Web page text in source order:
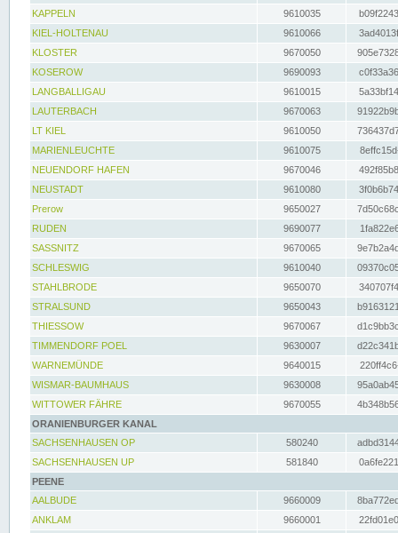
KAPPELN
9610035
KIEL-HOLTENAU
9610066
KLOSTER
9670050
KOSEROW
9690093
LANGBALLIGAU
9610015
LAUTERBACH
9670063
LT KIEL
9610050
MARIENLEUCHTE
9610075
NEUENDORF HAFEN
9670046
NEUSTADT
9610080
Prerow
9650027
RUDEN
9690077
SASSNITZ
9670065
SCHLESWIG
9610040
STAHLBRODE
9650070
STRALSUND
9650043
THIESSOW
9670067
TIMMENDORF POEL
9630007
WARNEMÜNDE
9640015
WISMAR-BAUMHAUS
9630008
WITTOWER FÄHRE
9670055
ORANIENBURGER KANAL
SACHSENHAUSEN OP
580240
SACHSENHAUSEN UP
581840
PEENE
AALBUDE
9660009
ANKLAM
9660001